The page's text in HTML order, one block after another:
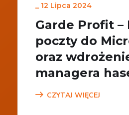
_ 12 Lipca 2024
Garde Profit –
poczty do
oraz
managera
CZYTAJ WIĘCEJ